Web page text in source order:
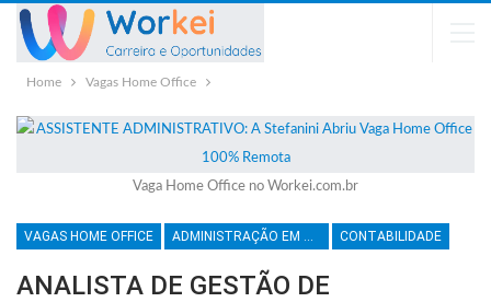
Home Vagas Home Office
Vaga Home Office no Workei.com.br
VAGAS HOME OFFICE ADMINISTRAÇÃO EM GERAL CONTABILIDADE
ANALISTA DE GESTÃO DE